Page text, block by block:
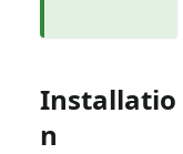
Installatio
n